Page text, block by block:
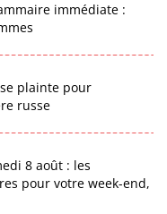
immédiate :
plainte pour
russe
8 août : les
pour votre week-end,